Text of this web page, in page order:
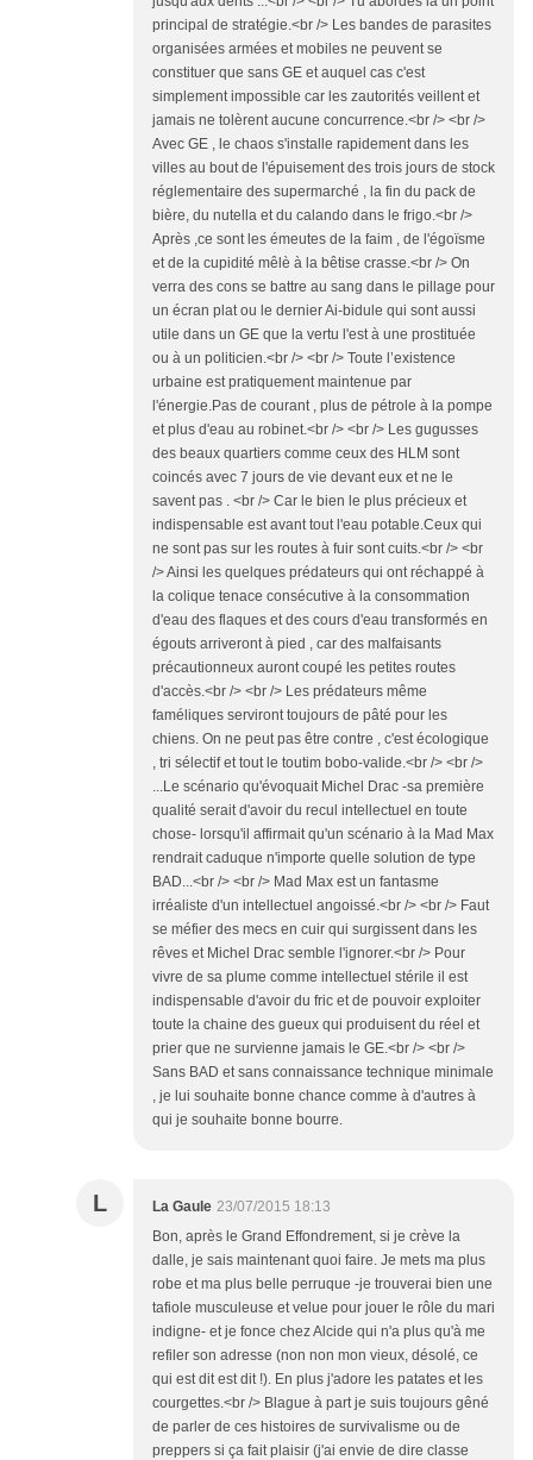
principal de stratégie.<br /> Les bandes de parasites
organisées armées et mobiles ne peuvent se
constituer que sans GE et auquel cas c'est
simplement impossible car les zautorités veillent et
jamais ne tolèrent aucune concurrence.<br /> <br />
Avec GE , le chaos s'installe rapidement dans les
villes au bout de l'épuisement des trois jours de stock
réglementaire des supermarché , la fin du pack de
bière, du nutella et du calando dans le frigo.<br />
Après ,ce sont les émeutes de la faim , de l'égoïsme
et de la cupidité mêlè à la bêtise crasse.<br /> On
verra des cons se battre au sang dans le pillage pour
un écran plat ou le dernier Ai-bidule qui sont aussi
utile dans un GE que la vertu l'est à une prostituée
ou à un politicien.<br /> <br /> Toute l’existence
urbaine est pratiquement maintenue par
l'énergie.Pas de courant , plus de pétrole à la pompe
et plus d'eau au robinet.<br /> <br /> Les gugusses
des beaux quartiers comme ceux des HLM sont
coincés avec 7 jours de vie devant eux et ne le
savent pas . <br /> Car le bien le plus précieux et
indispensable est avant tout l'eau potable.Ceux qui
ne sont pas sur les routes à fuir sont cuits.<br /> <br
/> Ainsi les quelques prédateurs qui ont réchappé à
la colique tenace consécutive à la consommation
d'eau des flaques et des cours d'eau transformés en
égouts arriveront à pied , car des malfaisants
précautionneux auront coupé les petites routes
d'accès.<br /> <br /> Les prédateurs même
faméliques serviront toujours de pâté pour les
chiens. On ne peut pas être contre , c'est écologique
, tri sélectif et tout le toutim bobo-valide.<br /> <br />
...Le scénario qu'évoquait Michel Drac -sa première
qualité serait d'avoir du recul intellectuel en toute
chose- lorsqu'il affirmait qu'un scénario à la Mad Max
rendrait caduque n'importe quelle solution de type
BAD...<br /> <br /> Mad Max est un fantasme
irréaliste d'un intellectuel angoissé.<br /> <br /> Faut
se méfier des mecs en cuir qui surgissent dans les
rêves et Michel Drac semble l'ignorer.<br /> Pour
vivre de sa plume comme intellectuel stérile il est
indispensable d'avoir du fric et de pouvoir exploiter
toute la chaine des gueux qui produisent du réel et
prier que ne survienne jamais le GE.<br /> <br />
Sans BAD et sans connaissance technique minimale
, je lui souhaite bonne chance comme à d'autres à
qui je souhaite bonne bourre.
L La Gaule 23/07/2015 18:13
Bon, après le Grand Effondrement, si je crève la
dalle, je sais maintenant quoi faire. Je mets ma plus
robe et ma plus belle perruque -je trouverai bien une
tafiole musculeuse et velue pour jouer le rôle du mari
indigne- et je fonce chez Alcide qui n'a plus qu'à me
refiler son adresse (non non mon vieux, désolé, ce
qui est dit est dit !). En plus j'adore les patates et les
courgettes.<br /> Blague à part je suis toujours gêné
de parler de ces histoires de survivalisme ou de
preppers si ça fait plaisir (j'ai envie de dire classe